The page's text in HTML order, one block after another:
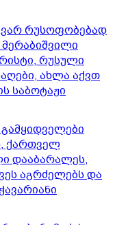
რუსოფობებად
რუსული
ახლა აქვთ
საბოტაჟი
ქართველ
დააბარალეს,
აგრძელებს და